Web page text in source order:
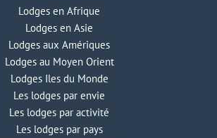
Lodges en Afrique
Lodges en Asie
Lodges aux Amériques
Lodges au Moyen Orient
Lodges Iles du Monde
Les lodges par envie
Les lodges par activité
Les lodges par pays